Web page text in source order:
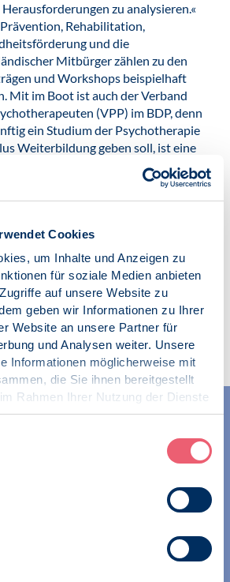
Cookies
um Inhalte und Anzeigen zu
für soziale Medien anbieten
auf unsere Website zu
geben wir Informationen zu Ihrer
Website an unsere Partner für
und Analysen weiter. Unsere
Informationen möglicherweise mit
die Sie ihnen bereitgestellt
Rahmen Ihrer Nutzung der Dienste
zu analysieren.«
Rehabilitation,
und die
Mitbürger zählen zu den
und Workshops beispielhaft
Mit im Boot ist auch der Verband
(VPP) im BDP, denn
ein Studium der Psychotherapie
Weiterbildung geben soll, ist eine
entbrannt. Auch sie wird am Tag der
Raum einnehmen.
Psychologinnen und Psychologen in
Dies erreichen wir unter
beim Aufbau der beruflichen